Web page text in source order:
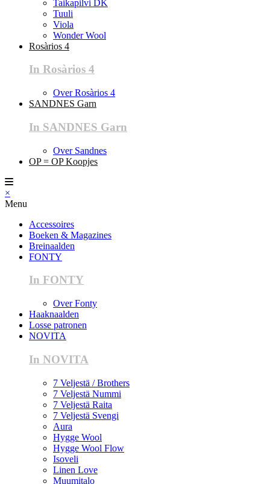
Taikapilvi DK
Tuuli
Viola
Wonder Wool
Rosàrios 4
In Rosàrios 4
Over Rosàrios 4
SANDNES Garn
In SANDNES Garn
Over Sandnes
OP = OP Koopjes
×
Menu
Accessoires
Boeken & Magazines
Breinaalden
FONTY
In FONTY
Over Fonty
Haaknaalden
Losse patronen
NOVITA
In NOVITA
7 Veljestä / Brothers
7 Veljestä Nummi
7 Veljestä Raita
7 Veljestä Svengi
Aura
Hygge Wool
Hygge Wool Flow
Isoveli
Linen Love
Muumitalo